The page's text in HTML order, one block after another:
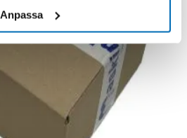
Anpassa